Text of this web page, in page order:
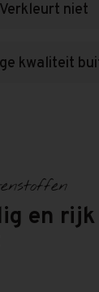
Verkleurt niet
kwaliteit
en rijk